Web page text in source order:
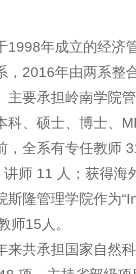
1998年成立的经济
，2016年由两系整
主要承担岭南学院
科、硕士、博士、
，全系有专任教师
师 11 人；获得海
斯隆管理学院作为
师15人。
来共承担国家自然